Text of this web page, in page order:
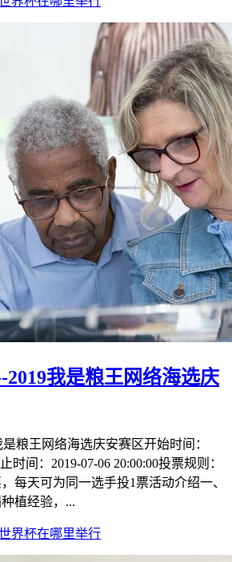
我是粮王网络海选庆
粮王网络海选庆安赛区开始时间：
时间：2019-07-06 20:00:00投票规则：
每天可为同一选手投1票活动介绍一、
植经验，...
界杯在哪里举行